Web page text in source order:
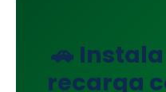
🚗
recarga